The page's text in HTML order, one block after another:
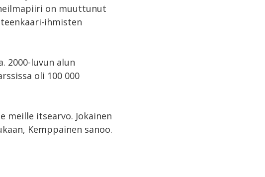
on muuttunut
ihmisten
2000-luvun alun
oli 100 000
meille itsearvo. Jokainen
Kemppainen sanoo.